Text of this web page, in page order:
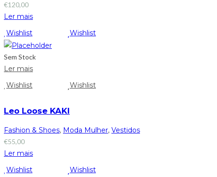
€120,00
Ler mais
Wishlist
Wishlist
Sem Stock
Ler mais
Wishlist
Wishlist
Leo Loose KAKI
Fashion & Shoes, Moda Mulher, Vestidos
€55,00
Ler mais
Wishlist
Wishlist